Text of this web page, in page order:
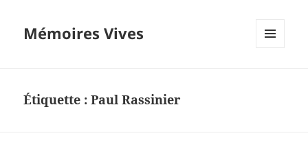
Mémoires Vives
Étiquette :Paul Rassinier